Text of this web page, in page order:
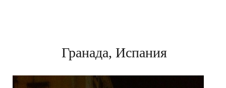
Гранада, Испания